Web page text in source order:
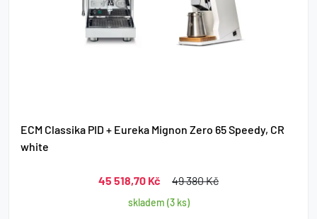
ECM Classika PID + Eureka Mignon Zero 65 Speedy, CR
white
45 518,70 Kč 49 380 Kč
skladem (3 ks)